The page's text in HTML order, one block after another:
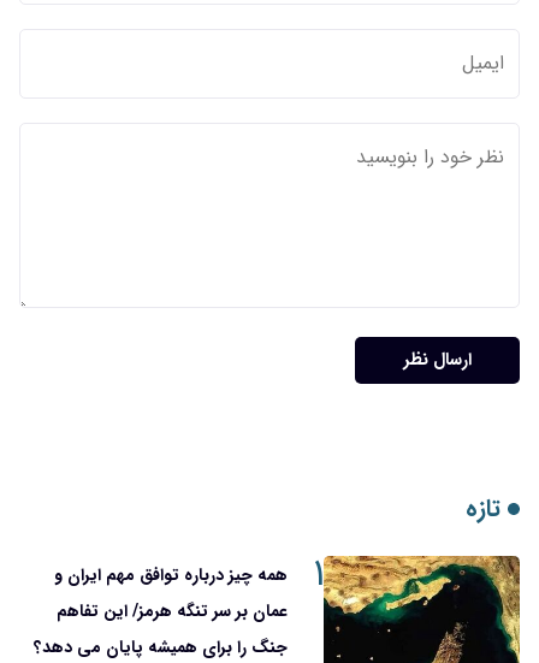
ارسال نظر
تازه
۱
همه چیز درباره توافق مهم ایران و
عمان بر سر تنگه هرمز/ این تفاهم
جنگ را برای همیشه پایان می دهد؟